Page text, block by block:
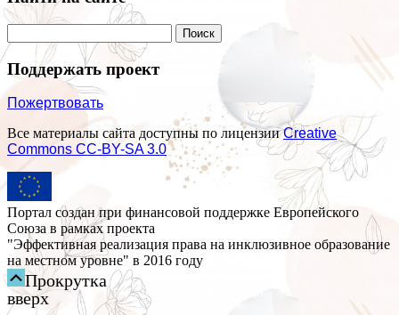
Поддержать проект
Пожертвовать
Все материалы сайта доступны по лицензииCreative
Commons СС-BY-SA 3.0
Портал создан при финансовой поддержке Европейского
Союза в рамках проекта
"Эффективная реализация права на инклюзивное образование
на местном уровне" в 2016 году
Прокрутка
вверх